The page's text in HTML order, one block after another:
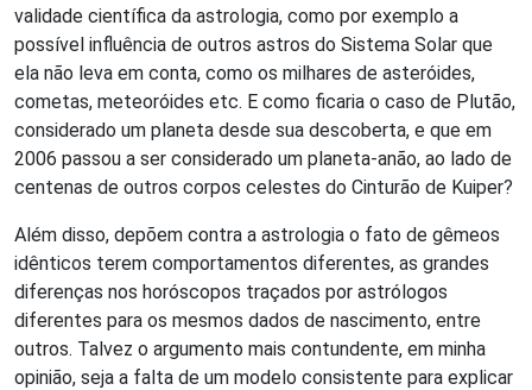
validade científica da astrologia, como por exemplo a
possível influência de outros astros do Sistema Solar que
ela não leva em conta, como os milhares de asteróides,
cometas, meteoróides etc. E como ficaria o caso de Plutão,
considerado um planeta desde sua descoberta, e que em
2006 passou a ser considerado um planeta-anão, ao lado de
centenas de outros corpos celestes do Cinturão de Kuiper?
Além disso, depõem contra a astrologia o fato de gêmeos
idênticos terem comportamentos diferentes, as grandes
diferenças nos horóscopos traçados por astrólogos
diferentes para os mesmos dados de nascimento, entre
outros. Talvez o argumento mais contundente, em minha
opinião, seja a falta de um modelo consistente para explicar